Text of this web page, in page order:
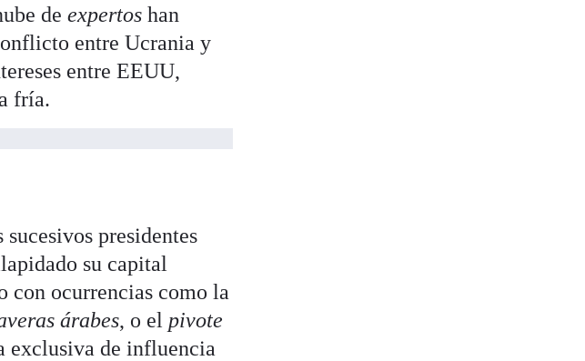
deexpertos han
entre Ucrania y
entre EEUU,
fría.
presidentes
su capital
con ocurrencias como la
árabes, o el pivote
exclusiva de influencia